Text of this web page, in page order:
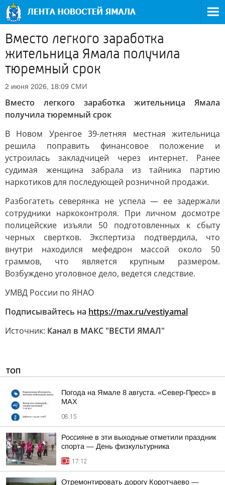
Вместо легкого заработка
жительница Ямала получила
тюремный срок
2 июня 2026, 18:09 СМИ
Вместо легкого заработка жительница Ямала
получила тюремный срок
В Новом Уренгое 39-летняя местная жительница
решила поправить финансовое положение и
устроилась закладчицей через интернет. Ранее
судимая женщина забрала из тайника партию
наркотиков для последующей розничной продажи.
Разбогатеть северянка не успела — ее задержали
сотрудники наркоконтроля. При личном досмотре
полицейские изъяли 50 подготовленных к сбыту
черных свертков. Экспертиза подтвердила, что
внутри находился мефедрон массой около 50
граммов, что является крупным размером.
Возбуждено уголовное дело, ведется следствие.
УМВД России по ЯНАО
Подписывайтесь на https://max.ru/vestiyamal
Источник: Канал в МАКС "ВЕСТИ ЯМАЛ"
ТОП
Погода на Ямале 8 августа. «Север-Пресс» в
MAX
08:15
Россияне в эти выходные отметили праздник
спорта — День физкультурника
17:12
Отремонтировать дорогу Коротчаево —